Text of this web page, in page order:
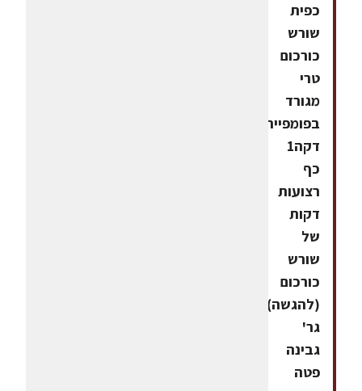
כפית
שורש
כורכום
טרי
מגורד
בפומפייה
דקה1
כף
רצועות
דקות
של
שורש
כורכום
גר'
גבינה
פטה